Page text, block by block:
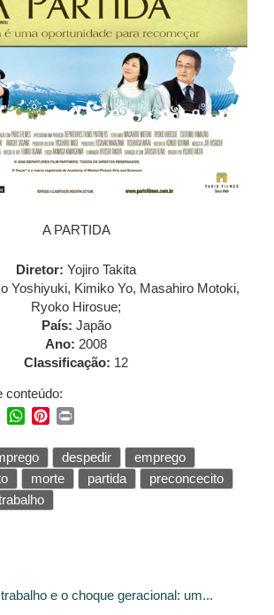
A PARTIDA
Diretor: Yojiro Takita
Yoshiyuki, Kimiko Yo, Masahiro Motoki,
Ryoko Hirosue;
País: Japão
Ano: 2008
Classificação: 12
conteúdo:
LinkedInWhatsApp
Pinterest
despedir
emprego
morte partida
preconcecito
e o choque geracional: um...